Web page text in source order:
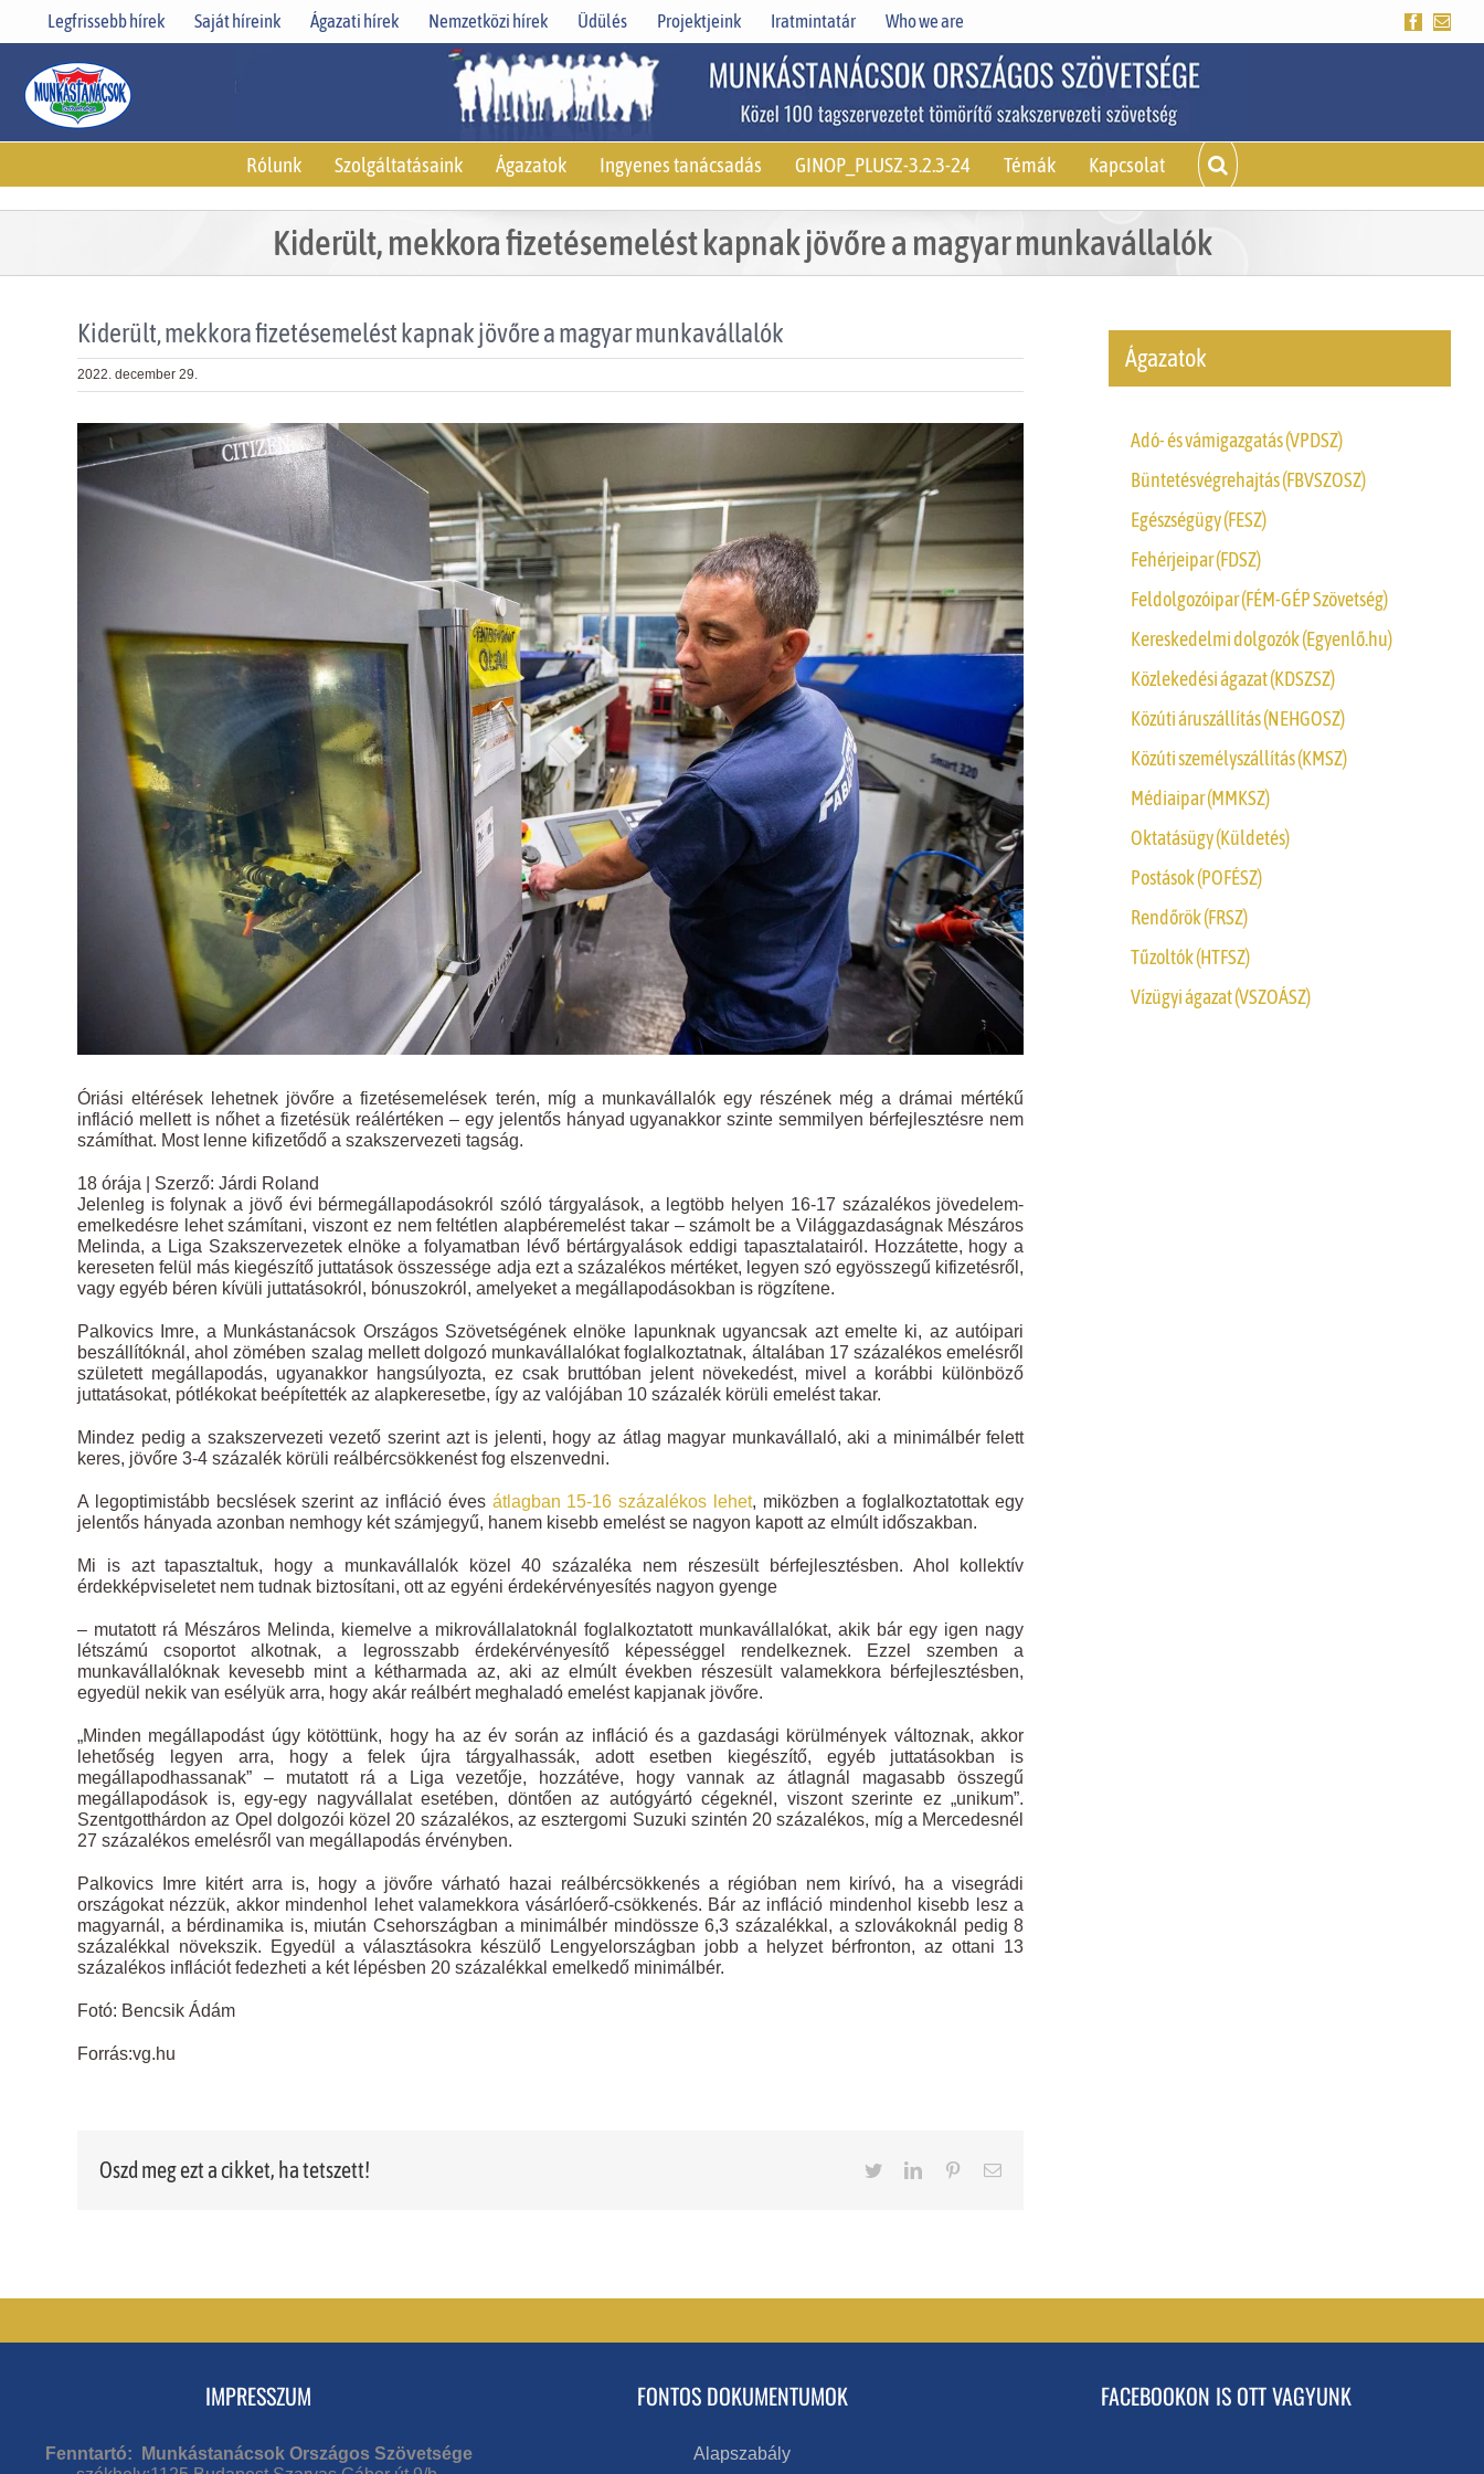
Legfrissebb hírek Saját híreink Ágazati hírek Nemzetközi hírek Üdülés Projektjeink Iratmintatár Who we are Facebook
Rólunk Szolgáltatásaink Ágazatok Ingyenes tanácsadás GINOP_PLUSZ-3.2.3-24 Témák Kapcsolat
Kiderült, mekkora fizetésemelést kapnak jövőre a magyar munkavállalók
Kiderült, mekkora fizetésemelést kapnak jövőre a magyar munkavállalók
2022. december 29.
View
Larger
Image
Óriási eltérések lehetnek jövőre a fizetésemelések terén, míg a munkavállalók egy részének még a drámai mértékű
infláció mellett is nőhet a fizetésük reálértéken – egy jelentős hányad ugyanakkor szinte semmilyen bérfejlesztésre nem
számíthat. Most lenne kifizetődő a szakszervezeti tagság.
18 órája | Szerző: Járdi Roland
Jelenleg is folynak a jövő évi bérmegállapodásokról szóló tárgyalások, a legtöbb helyen 16-17 százalékos jövedelem-
emelkedésre lehet számítani, viszont ez nem feltétlen alapbéremelést takar – számolt be a Világgazdaságnak Mészáros
Melinda, a Liga Szakszervezetek elnöke a folyamatban lévő bértárgyalások eddigi tapasztalatairól. Hozzátette, hogy a
kereseten felül más kiegészítő juttatások összessége adja ezt a százalékos mértéket, legyen szó egyösszegű kifizetésről,
vagy egyéb béren kívüli juttatásokról, bónuszokról, amelyeket a megállapodásokban is rögzítene.
Palkovics Imre, a Munkástanácsok Országos Szövetségének elnöke lapunknak ugyancsak azt emelte ki, az autóipari
beszállítóknál, ahol zömében szalag mellett dolgozó munkavállalókat foglalkoztatnak, általában 17 százalékos emelésről
született megállapodás, ugyanakkor hangsúlyozta, ez csak bruttóban jelent növekedést, mivel a korábbi különböző
juttatásokat, pótlékokat beépítették az alapkeresetbe, így az valójában 10 százalék körüli emelést takar.
Mindez pedig a szakszervezeti vezető szerint azt is jelenti, hogy az átlag magyar munkavállaló, aki a minimálbér felett
keres, jövőre 3-4 százalék körüli reálbércsökkenést fog elszenvedni.
A legoptimistább becslések szerint az infláció éves átlagban 15-16 százalékos lehet, miközben a foglalkoztatottak egy
jelentős hányada azonban nemhogy két számjegyű, hanem kisebb emelést se nagyon kapott az elmúlt időszakban.
Mi is azt tapasztaltuk, hogy a munkavállalók közel 40 százaléka nem részesült bérfejlesztésben. Ahol kollektív
érdekképviseletet nem tudnak biztosítani, ott az egyéni érdekérvényesítés nagyon gyenge
– mutatott rá Mészáros Melinda, kiemelve a mikrovállalatoknál foglalkoztatott munkavállalókat, akik bár egy igen nagy
létszámú csoportot alkotnak, a legrosszabb érdekérvényesítő képességgel rendelkeznek. Ezzel szemben a
munkavállalóknak kevesebb mint a kétharmada az, aki az elmúlt években részesült valamekkora bérfejlesztésben,
egyedül nekik van esélyük arra, hogy akár reálbért meghaladó emelést kapjanak jövőre.
„Minden megállapodást úgy kötöttünk, hogy ha az év során az infláció és a gazdasági körülmények változnak, akkor
lehetőség legyen arra, hogy a felek újra tárgyalhassák, adott esetben kiegészítő, egyéb juttatásokban is
megállapodhassanak” – mutatott rá a Liga vezetője, hozzátéve, hogy vannak az átlagnál magasabb összegű
megállapodások is, egy-egy nagyvállalat esetében, döntően az autógyártó cégeknél, viszont szerinte ez „unikum”.
Szentgotthárdon az Opel dolgozói közel 20 százalékos, az esztergomi Suzuki szintén 20 százalékos, míg a Mercedesnél
27 százalékos emelésről van megállapodás érvényben.
Palkovics Imre kitért arra is, hogy a jövőre várható hazai reálbércsökkenés a régióban nem kirívó, ha a visegrádi
országokat nézzük, akkor mindenhol lehet valamekkora vásárlóerő-csökkenés. Bár az infláció mindenhol kisebb lesz a
magyarnál, a bérdinamika is, miután Csehországban a minimálbér mindössze 6,3 százalékkal, a szlovákoknál pedig 8
százalékkal növekszik. Egyedül a választásokra készülő Lengyelországban jobb a helyzet bérfronton, az ottani 13
százalékos inflációt fedezheti a két lépésben 20 százalékkal emelkedő minimálbér.
Fotó: Bencsik Ádám
Forrás:vg.hu
Oszd meg ezt a cikket, ha tetszett! TwitterLinkedInPinterestEmail
Ágazatok
Adó- és vámigazgatás (VPDSZ)
Büntetésvégrehajtás (FBVSZOSZ)
Egészségügy (FESZ)
Fehérjeipar (FDSZ)
Feldolgozóipar (FÉM-GÉP Szövetség)
Kereskedelmi dolgozók (Egyenlő.hu)
Közlekedési ágazat (KDSZSZ)
Közúti áruszállítás (NEHGOSZ)
Közúti személyszállítás (KMSZ)
Médiaipar (MMKSZ)
Oktatásügy (Küldetés)
Postások (POFÉSZ)
Rendőrök (FRSZ)
Tűzoltók (HTFSZ)
Vízügyi ágazat (VSZOÁSZ)
IMPRESSZUM
Fenntartó: Munkástanácsok Országos Szövetsége
FONTOS DOKUMENTUMOK
Alapszabály
FACEBOOKON IS OTT VAGYUNK